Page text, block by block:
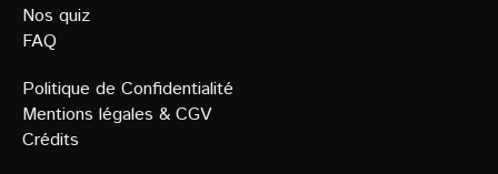
Nos quiz
FAQ
Politique de Confidentialité
Mentions légales & CGV
Crédits